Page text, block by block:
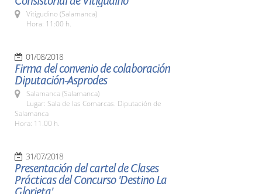
Vitigudino (Salamanca)
Hora: 11:00 h.
01/08/2018
Firma del convenio de colaboración
Diputación-Asprodes
Salamanca (Salamanca)
Lugar: Sala de las Comarcas. Diputación de
Salamanca
Hora: 11.00 h.
31/07/2018
Presentación del cartel de Clases
Prácticas del Concurso 'Destino La